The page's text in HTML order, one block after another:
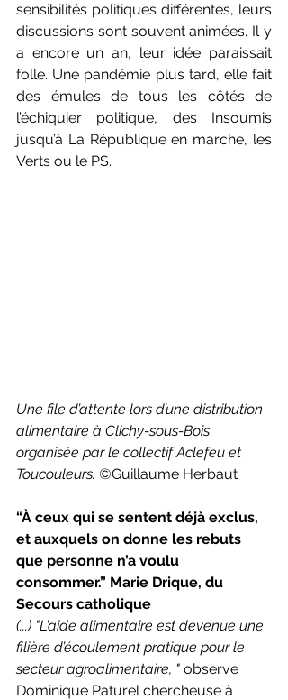
sensibilités politiques différentes, leurs
discussions sont souvent animées. Il y
a encore un an, leur idée paraissait
folle. Une pandémie plus tard, elle fait
des émules de tous les côtés de
l’échiquier politique, des Insoumis
jusqu’à La République en marche, les
Verts ou le PS.
Une file d’attente lors d’une distribution
alimentaire à Clichy-sous-Bois
organisée par le collectif Aclefeu et
Toucouleurs. ©Guillaume Herbaut
“À ceux qui se sentent déjà exclus,
et auxquels on donne les rebuts
que personne n’a voulu
consommer.” Marie Drique, du
Secours catholique
(...) "L’aide alimentaire est devenue une
filière d’écoulement pratique pour le
secteur agroalimentaire, " observe
Dominique Paturel chercheuse à